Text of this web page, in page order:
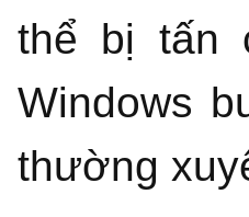
thể bị tấn
Windows
thường